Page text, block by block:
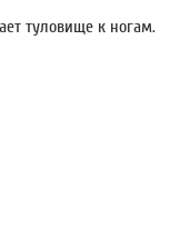
туловище к ногам.